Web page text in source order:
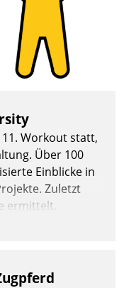
Workout statt,
Über 100
Einblicke in
Zuletzt
ermittelt.